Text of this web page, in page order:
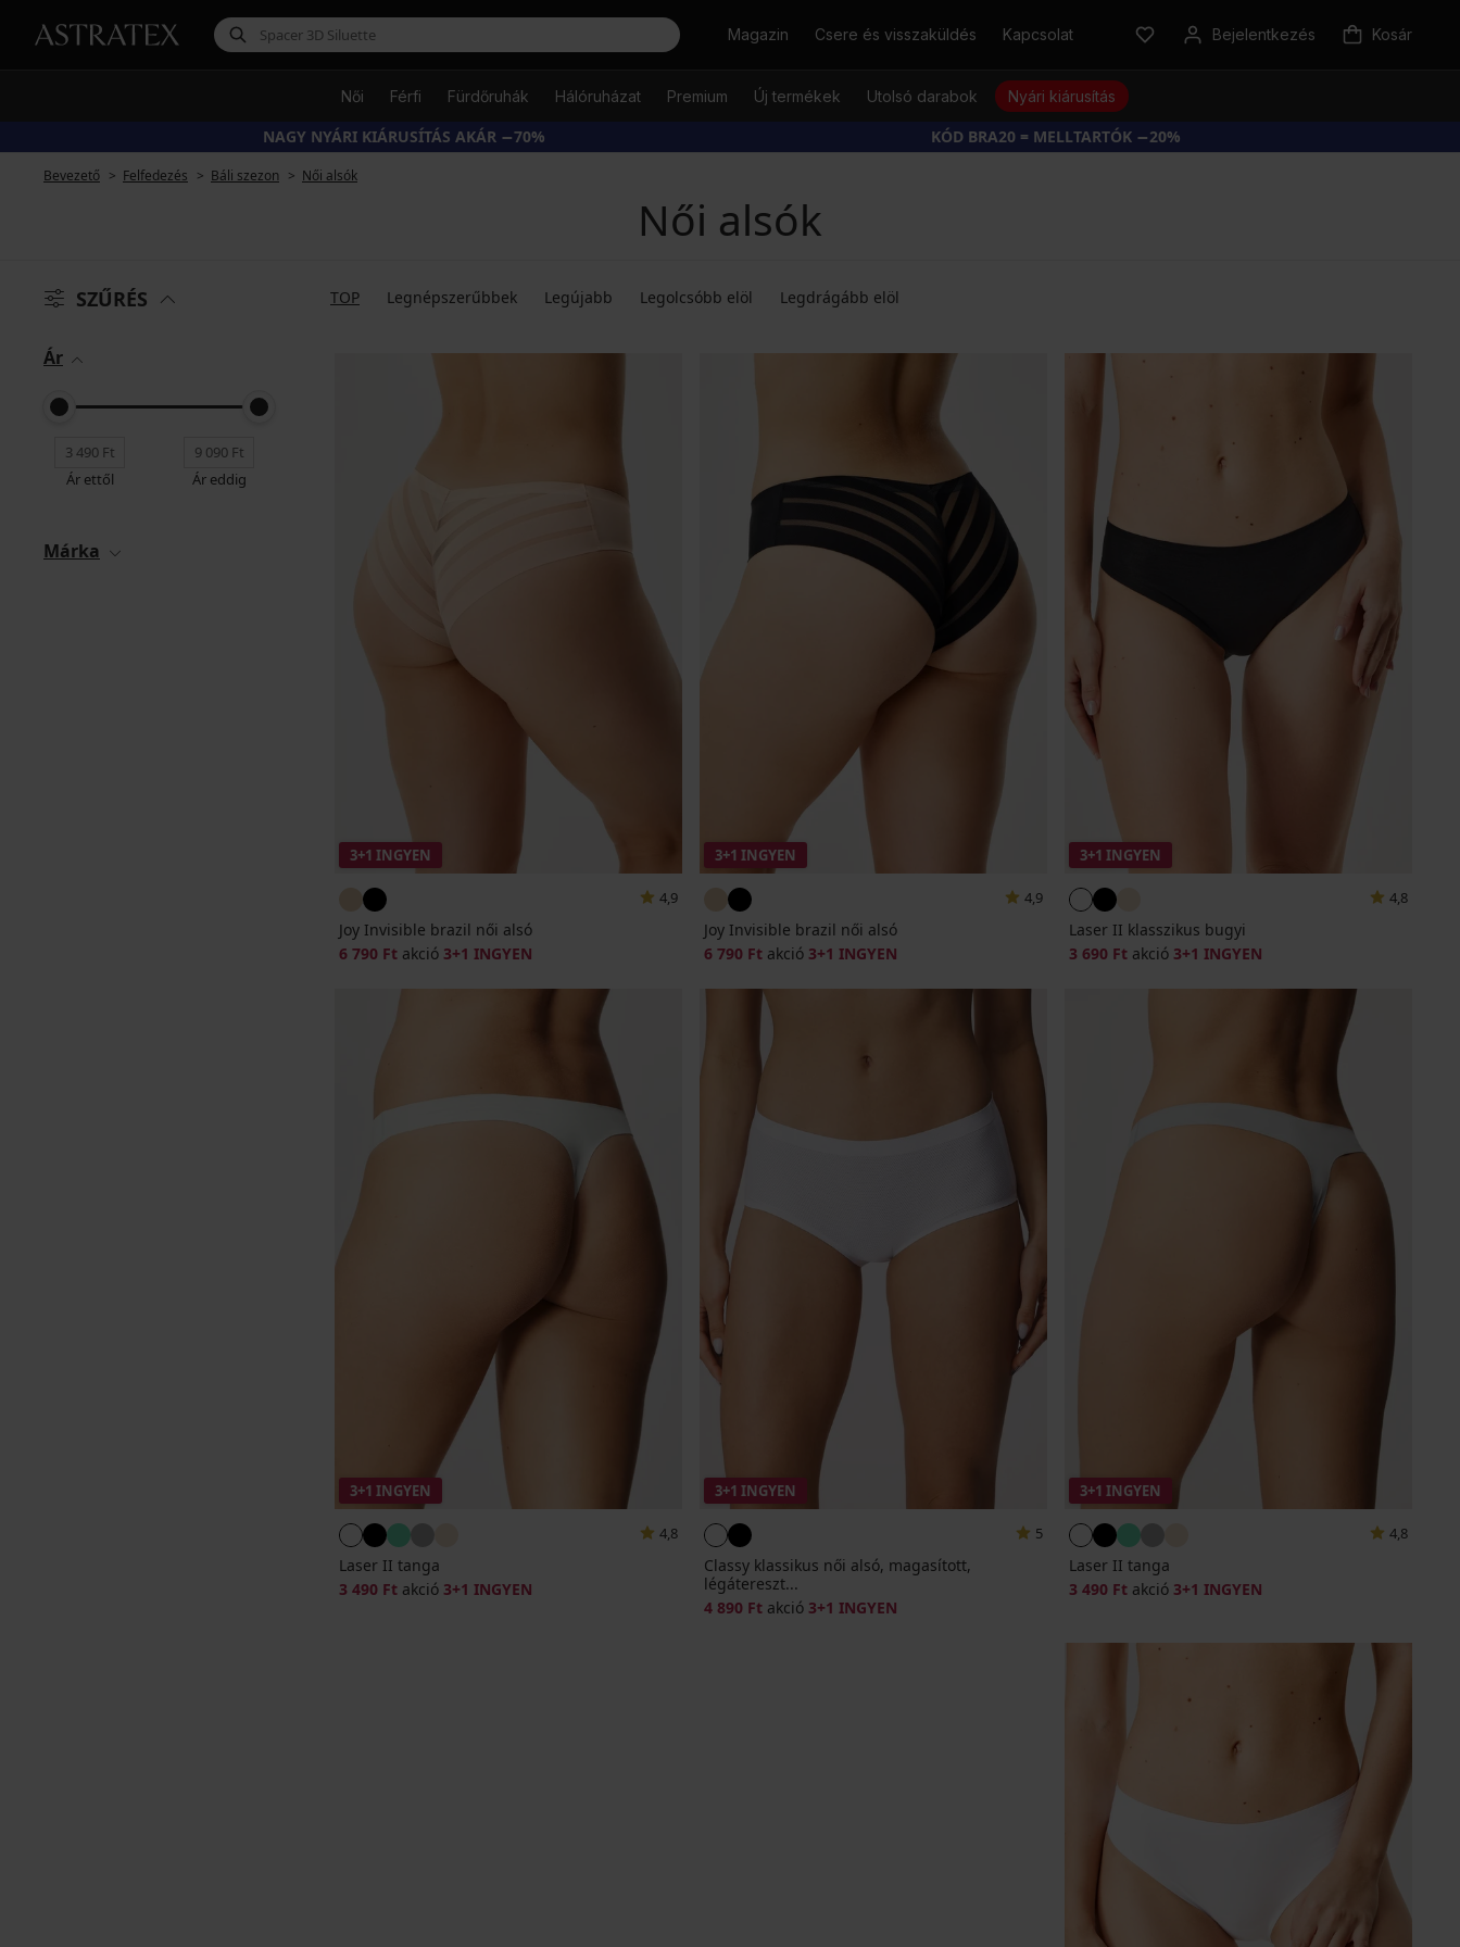
KeresésMagazin Csere és visszaküldés Kapcsolat Bejelentkezés Kosár
Női Férfi Fürdőruhák Hálóruházat Premium Új termékek Utolsó darabok Nyári kiárusítás
NAGY NYÁRI KIÁRUSÍTÁS AKÁR −70% KÓD BRA20 = MELLTARTÓK −20%
Bevezető Felfedezés Báli szezon Női alsók
Női alsók
SZŰRÉS TOP Legnépszerűbbek Legújabb Legolcsóbb elöl Legdrágább elöl
Ár
Ár ettől Ár eddig
Márka
3+1 INGYEN
4,9
Joy Invisible brazil női alsó
6 790 Ft akció 3+1 INGYEN
3+1 INGYEN
4,9
Joy Invisible brazil női alsó
6 790 Ft akció 3+1 INGYEN
3+1 INGYEN
4,8
Laser II klasszikus bugyi
3 690 Ft akció 3+1 INGYEN
3+1 INGYEN
4,8
Laser II tanga
3 490 Ft akció 3+1 INGYEN
3+1 INGYEN
5
Classy klassikus női alsó, magasított,
légátereszt...
4 890 Ft akció 3+1 INGYEN
3+1 INGYEN
4,8
Laser II tanga
3 490 Ft akció 3+1 INGYEN